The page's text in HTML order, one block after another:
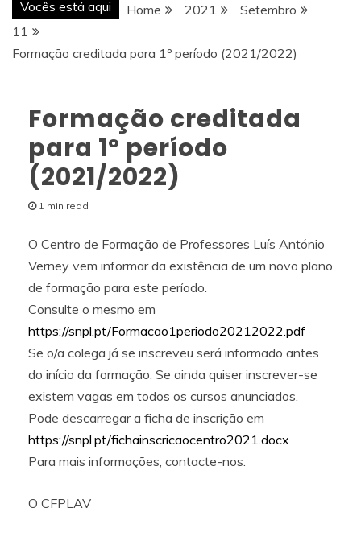
Vocês está aqui Home 2021
Setembro
11
Formação creditada para 1º período (2021/2022)
Formação creditada
para 1º período
(2021/2022)
1 min read
O Centro de Formação de Professores Luís António
Verney vem informar da existência de um novo plano
de formação para este período.
Consulte o mesmo em
https://snpl.pt/Formacao1periodo20212022.pdf
Se o/a colega já se inscreveu será informado antes
do início da formação. Se ainda quiser inscrever-se
existem vagas em todos os cursos anunciados.
Pode descarregar a ficha de inscrição em
https://snpl.pt/fichainscricaocentro2021.docx
Para mais informações, contacte-nos.
O CFPLAV